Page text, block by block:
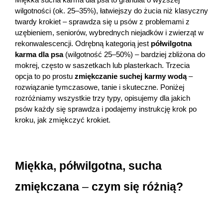
Kosmetyki
Mężczyzna
Zdrowy styl życia
Zabawki
Sprzęt medyczny
Grupy produktowe
Marki
wilgotności (ok. 25–35%), łatwiejszy do żucia niż klasyczny
twardy krokiet – sprawdza się u psów z problemami z
uzębieniem, seniorów, wybrednych niejadków i zwierząt w
rekonwalescencji. Odrębną kategorią jest półwilgotna
karma dla psa (wilgotność 25–50%) – bardziej zbliżona do
mokrej, często w saszetkach lub plasterkach. Trzecia
opcja to po prostu zmiękczanie suchej karmy wodą –
rozwiązanie tymczasowe, tanie i skuteczne. Poniżej
rozróżniamy wszystkie trzy typy, opisujemy dla jakich
psów każdy się sprawdza i podajemy instrukcję krok po
kroku, jak zmiękczyć krokiet.
Miękka, półwilgotna, sucha
zmiękczana – czym się różnią?